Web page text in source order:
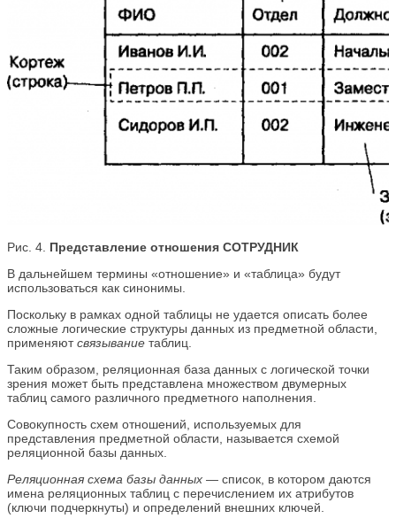
Рис. 4. Представление отношения СОТРУДНИК
В дальнейшем термины «отношение» и «таблица» будут
использоваться как синонимы.
Поскольку в рамках одной таблицы не удается описать более
сложные логические структуры данных из предметной области,
применяютсвязывание таблиц.
Таким образом, реляционная база данных с логической точки
зрения может быть представлена множеством двумерных
таблиц самого различного предметного наполнения.
Совокупность схем отношений, используемых для
представления предметной области, называется схемой
реляционной базы данных.
Реляционная схема базы данных — список, в котором даются
имена реляционных таблиц с перечислением их атрибутов
(ключи подчеркнуты) и определений внешних ключей.